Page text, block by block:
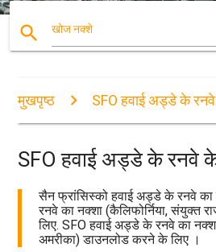
search खोज नक्शे
मुखपृष्ठ SFO हवाई अड्डे के
SFO हवाई अड्डे के रनवे
सैन फ्रांसिस्को हवाई अड्डे के रनवे
रनवे का नक्शा (कैलिफोर्निया, संयुक्त
लिए. SFO हवाई अड्डे के रनवे का
अमरीका) डाउनलोड करने के लिए ।